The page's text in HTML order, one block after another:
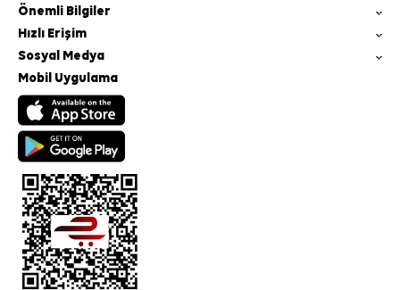
Önemli Bilgiler
Hızlı Erişim
Sosyal Medya
Mobil Uygulama